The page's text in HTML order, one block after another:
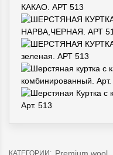
КАТЕГОРИИ: Premium wool